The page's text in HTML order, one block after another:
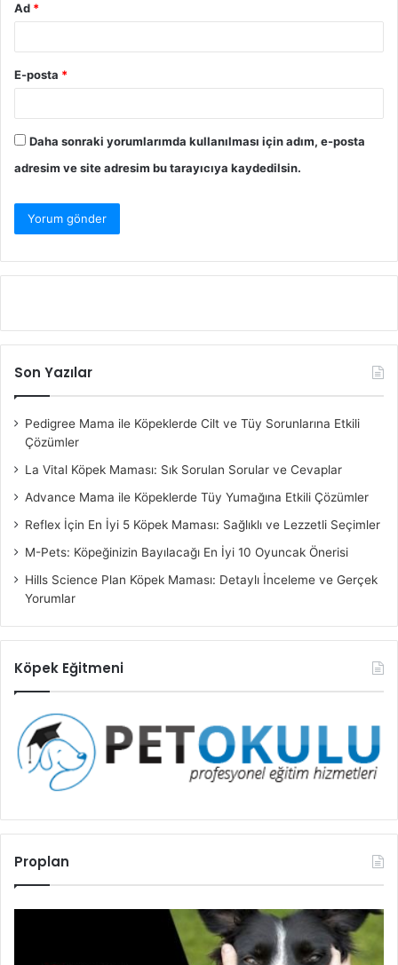
Ad *
E-posta *
Daha sonraki yorumlarımda kullanılması için adım, e-posta
adresim ve site adresim bu tarayıcıya kaydedilsin.
Son Yazılar
Pedigree Mama ile Köpeklerde Cilt ve Tüy Sorunlarına Etkili
Çözümler
La Vital Köpek Maması: Sık Sorulan Sorular ve Cevaplar
Advance Mama ile Köpeklerde Tüy Yumağına Etkili Çözümler
Reflex İçin En İyi 5 Köpek Maması: Sağlıklı ve Lezzetli Seçimler
M-Pets: Köpeğinizin Bayılacağı En İyi 10 Oyuncak Önerisi
Hills Science Plan Köpek Maması: Detaylı İnceleme ve Gerçek
Yorumlar
Köpek Eğitmeni
Proplan